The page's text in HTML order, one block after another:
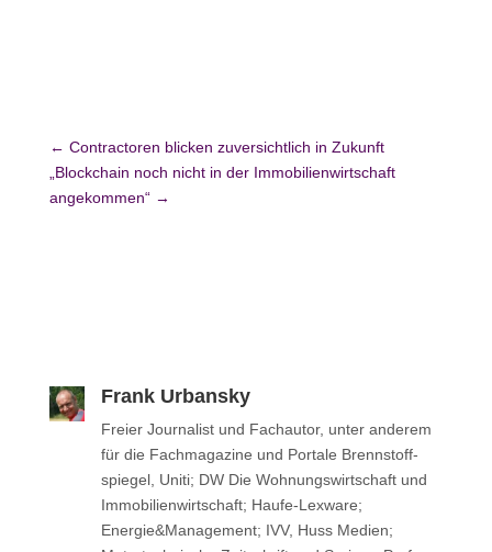
← Contractoren blicken zuversichtlich in Zukunft
„Blockchain noch nicht in der Immobilienwirtschaft
angekommen“→
Frank Urbansky
Freier Jour­na­list und Fach­au­tor, unter anderem
für die Fach­ma­ga­zine und Portale Brenn­stoff­
spie­gel, Uniti; DW Die Woh­nungs­wirt­schaft und
Immo­bi­li­en­wirt­schaft; Haufe-Lexware;
Energie&Management; IVV, Huss Medien;